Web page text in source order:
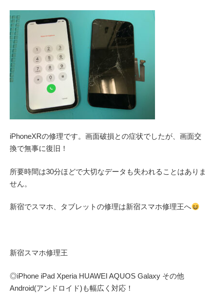
iPhoneXRの修理です。画面破損との症状でしたが、画面交
換で無事に復旧！
所要時間は30分ほどで大切なデータも失われることはありま
せん。
新宿でスマホ、タブレットの修理は新宿スマホ修理王へ
新宿スマホ修理王
◎iPhone iPad Xperia HUAWEI AQUOS Galaxy その他
Android(アンドロイド) も幅広く対応！